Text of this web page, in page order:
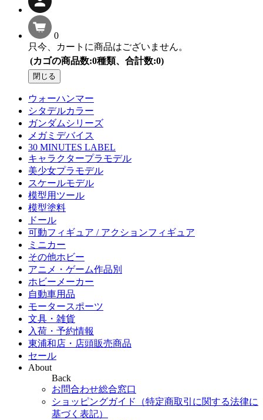
0
只今、カートに商品はございません。
(カゴの商品数:0種類、合計数:0)
閉じる
ウォーハンマー
シタデルカラー
ガンダムシリーズ
メガミデバイス
30 MINUTES LABEL
キャラクタープラモデル
美少女プラモデル
スケールモデル
模型用ツール
模型塗料
ドール
可動フィギュア / アクションフィギュア
ミニカー
その他ホビー
アニメ・ゲーム作品別
ホビーメーカー
自動車用品
モータースポーツ
文具・雑貨
入荷・予約情報
東浦和店・店頭販売商品
セール
About
Back
お問合わせ総合窓口
ショッピングガイド（特定商取引に関する法律に
基づく表記）